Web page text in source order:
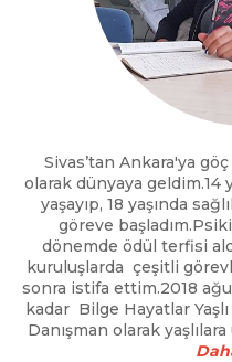
Sivas’tan Ankara'ya
olarak dünyaya geldim.14
yaşayıp, 18 yaşında
göreve
dönemde ödül terfisi
kuruluşlarda çeşitli
sonra istifa ettim.2018
kadar Bilge Hayatlar
Danışman olarak